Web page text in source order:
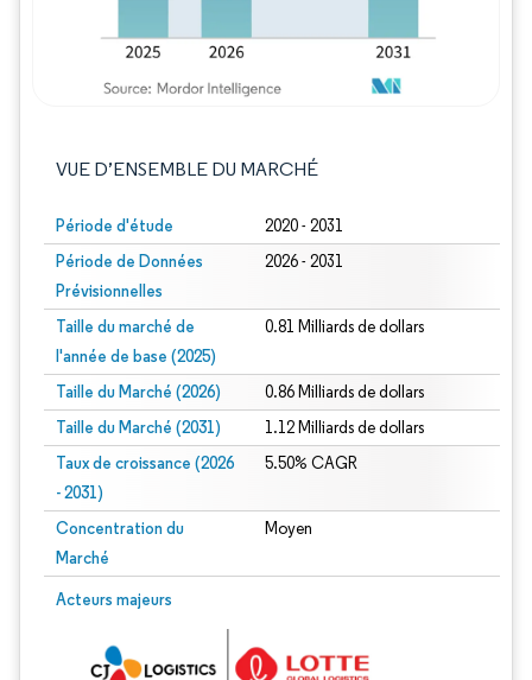
VUE D’ENSEMBLE DU MARCHÉ
Période d'étude 2020 - 2031
Période de Données
Prévisionnelles
2026 - 2031
Taille du marché de
l'année de base (2025)
0.81 Milliards de dollars
Taille du Marché (2026) 0.86 Milliards de dollars
Taille du Marché (2031) 1.12 Milliards de dollars
Taux de croissance (2026
- 2031)
5.50% CAGR
Concentration du
Marché
Moyen
Acteurs majeurs
Image © Mordor Intelligence. La réutilisation nécessite une attribution sous CC